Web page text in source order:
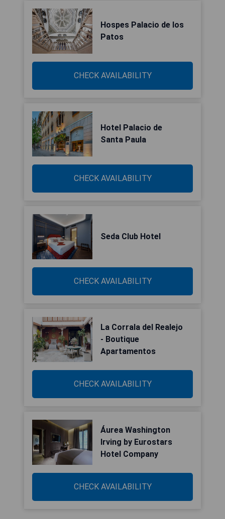
Hospes Palacio de los
Patos
CHECK AVAILABILITY
Hotel Palacio de
Santa Paula
CHECK AVAILABILITY
Seda Club Hotel
CHECK AVAILABILITY
La Corrala del Realejo
- Boutique
Apartamentos
CHECK AVAILABILITY
Áurea Washington
Irving by Eurostars
Hotel Company
CHECK AVAILABILITY